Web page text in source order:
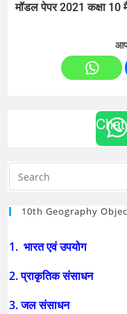
मॉडल पेपर 2021 कक्षा 10
10th Geography
1. भारत एवं उपयोग
2. प्राकृतिक संसाधन
3. जल संसाधन